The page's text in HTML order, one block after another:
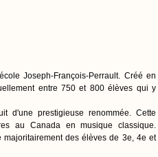
Joseph-François-Perrault. Créé en
entre 750 et 800 élèves qui y
d'une prestigieuse renommée. Cette
au Canada en musique classique.
majoritairement des élèves de 3e, 4e et